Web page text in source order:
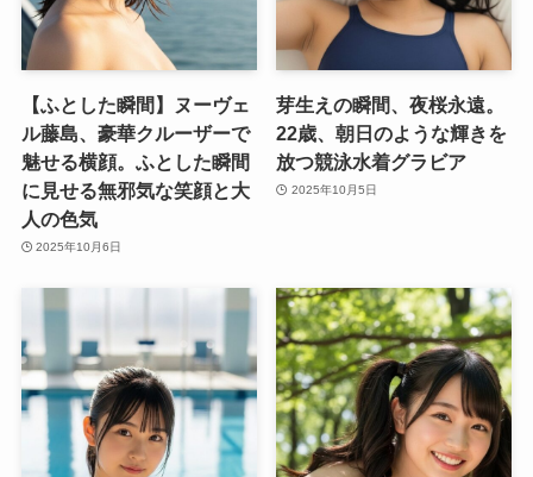
【ふとした瞬間】ヌーヴェ
ル藤島、豪華クルーザーで
魅せる横顔。ふとした瞬間
に見せる無邪気な笑顔と大
人の色気
2025年10月6日
芽生えの瞬間、夜桜永遠。
22歳、朝日のような輝きを
放つ競泳水着グラビア
2025年10月5日